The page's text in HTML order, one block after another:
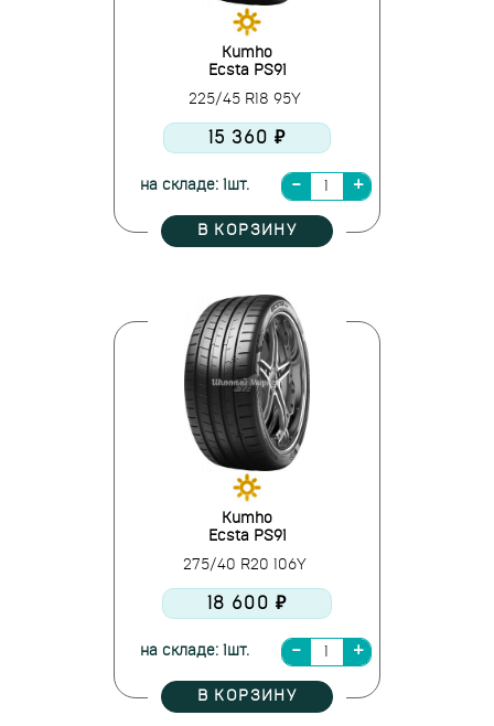
Kumho
Ecsta PS91
225/45 R18 95Y
15 360 ₽
на складе: 1шт.
В КОРЗИНУ
Kumho
Ecsta PS91
275/40 R20 106Y
18 600 ₽
на складе: 1шт.
В КОРЗИНУ